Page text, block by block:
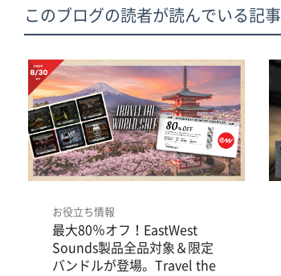
このブログの読者が読んでいる記事
お役立ち情報
最大80％オフ！EastWest
Sounds製品全品対象＆限定
バンドルが登場。Travel the